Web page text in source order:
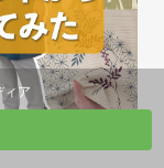
ィア